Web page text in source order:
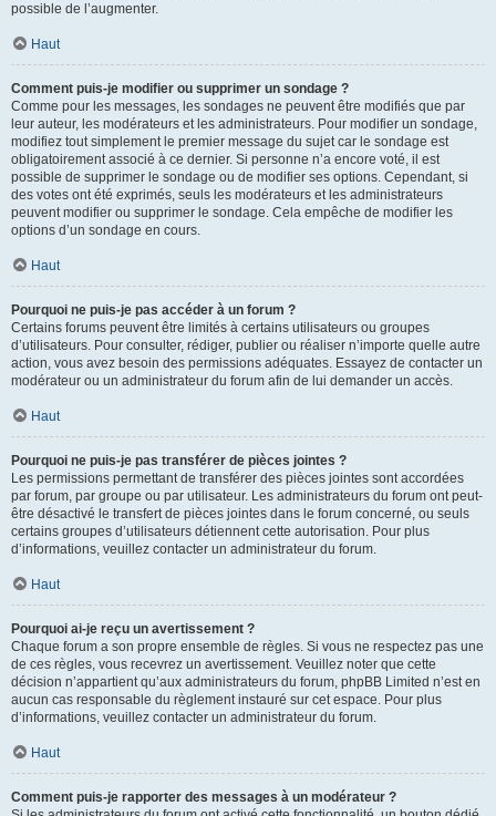
possible de l’augmenter.
Haut
Comment puis-je modifier ou supprimer un sondage ?
Comme pour les messages, les sondages ne peuvent être modifiés que par
leur auteur, les modérateurs et les administrateurs. Pour modifier un sondage,
modifiez tout simplement le premier message du sujet car le sondage est
obligatoirement associé à ce dernier. Si personne n’a encore voté, il est
possible de supprimer le sondage ou de modifier ses options. Cependant, si
des votes ont été exprimés, seuls les modérateurs et les administrateurs
peuvent modifier ou supprimer le sondage. Cela empêche de modifier les
options d’un sondage en cours.
Haut
Pourquoi ne puis-je pas accéder à un forum ?
Certains forums peuvent être limités à certains utilisateurs ou groupes
d’utilisateurs. Pour consulter, rédiger, publier ou réaliser n’importe quelle autre
action, vous avez besoin des permissions adéquates. Essayez de contacter un
modérateur ou un administrateur du forum afin de lui demander un accès.
Haut
Pourquoi ne puis-je pas transférer de pièces jointes ?
Les permissions permettant de transférer des pièces jointes sont accordées
par forum, par groupe ou par utilisateur. Les administrateurs du forum ont peut-
être désactivé le transfert de pièces jointes dans le forum concerné, ou seuls
certains groupes d’utilisateurs détiennent cette autorisation. Pour plus
d’informations, veuillez contacter un administrateur du forum.
Haut
Pourquoi ai-je reçu un avertissement ?
Chaque forum a son propre ensemble de règles. Si vous ne respectez pas une
de ces règles, vous recevrez un avertissement. Veuillez noter que cette
décision n’appartient qu’aux administrateurs du forum, phpBB Limited n’est en
aucun cas responsable du règlement instauré sur cet espace. Pour plus
d’informations, veuillez contacter un administrateur du forum.
Haut
Comment puis-je rapporter des messages à un modérateur ?